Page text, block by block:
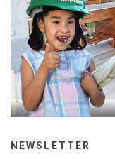
NEWSLETTER